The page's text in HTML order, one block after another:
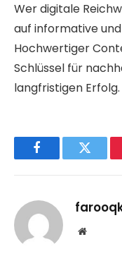
Wer digitale
auf informative
Hochwertiger
Schlüssel für
langfristigen Erfolg.
FacebookTwitter
Website